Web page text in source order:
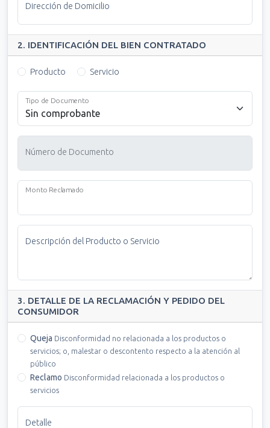
Dirección de Domicilio
2. IDENTIFICACIÓN DEL BIEN CONTRATADO
Producto Servicio
Tipo de Documento
Número de Documento
Monto Reclamado
Descripción del Producto o Servicio
3. DETALLE DE LA RECLAMACIÓN Y PEDIDO DEL
CONSUMIDOR
Queja Disconformidad no relacionada a los productos o
servicios; o, malestar o descontento respecto a la atención al
público
Reclamo Disconformidad relacionada a los productos o
servicios
Detalle